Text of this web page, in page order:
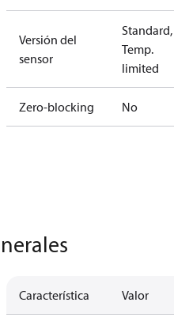
Versión del
sensor
Standard,
Temp.
limited
Zero-blocking No
Característica Valor